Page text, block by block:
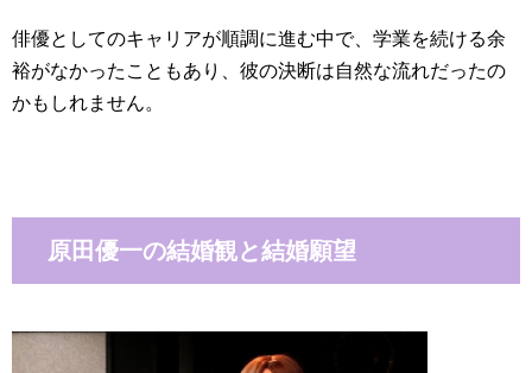
俳優としてのキャリアが順調に進む中で、学業を続ける余
裕がなかったこともあり、彼の決断は自然な流れだったの
かもしれません。
原田優一の結婚観と結婚願望